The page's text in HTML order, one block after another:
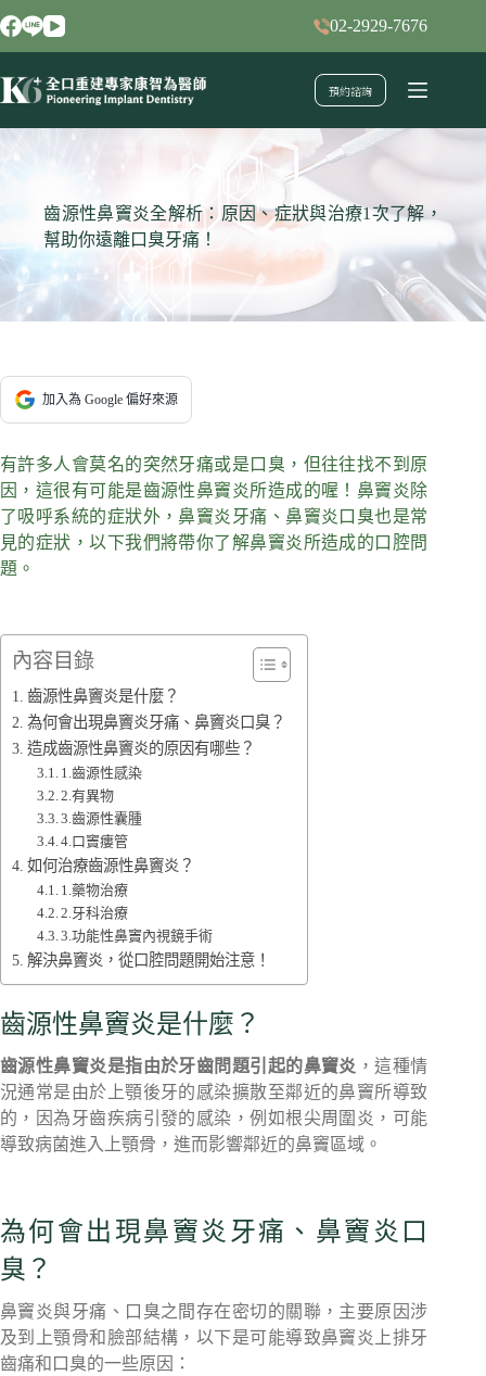
跳
至
要
02-2929-7676
預約諮詢
齒源性鼻竇炎全解析：原因、症狀與治療1次了解，
幫助你遠離口臭牙痛！
加入為 Google 偏好來源
有許多人會莫名的突然牙痛或是口臭，但往往找不到原
因，這很有可能是齒源性鼻竇炎所造成的喔！鼻竇炎除
了吸呼系統的症狀外，鼻竇炎牙痛、鼻竇炎口臭也是常
見的症狀，以下我們將帶你了解鼻竇炎所造成的口腔問
題。
內容目錄
齒源性鼻竇炎是什麼？
為何會出現鼻竇炎牙痛、鼻竇炎口臭？
造成齒源性鼻竇炎的原因有哪些？
1.齒源性感染
2.有異物
3.齒源性囊腫
4.口竇瘻管
如何治療齒源性鼻竇炎？
1.藥物治療
2.牙科治療
3.功能性鼻竇內視鏡手術
解決鼻竇炎，從口腔問題開始注意！
齒源性鼻竇炎是什麼？
齒源性鼻竇炎是指由於牙齒問題引起的鼻竇炎 ，這種情
況通常是由於上顎後牙的感染擴散至鄰近的鼻竇所導致
的，因為牙齒疾病引發的感染，例如根尖周圍炎，可能
導致病菌進入上顎骨，進而影響鄰近的鼻竇區域。
為何會出現鼻竇炎牙痛、鼻竇炎口
臭？
鼻竇炎與牙痛、口臭之間存在密切的關聯，主要原因涉
及到上顎骨和臉部結構，以下是可能導致鼻竇炎上排牙
齒痛和口臭的一些原因：